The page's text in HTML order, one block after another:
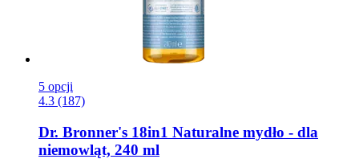
5 opcji
4.3 (187)
Dr. Bronner's 18in1 Naturalne mydło -​ dla
niemowląt, 240 ml